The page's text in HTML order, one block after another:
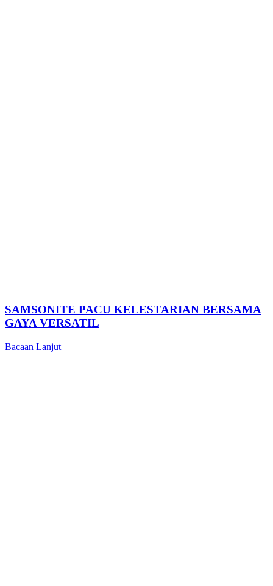
SAMSONITE PACU KELESTARIAN BERSAMA
GAYA VERSATIL
Bacaan Lanjut